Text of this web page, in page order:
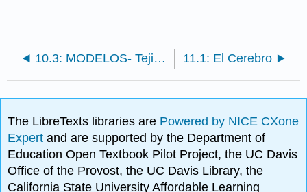
10.3: MODELOS- Tejido Nervioso 11.1: El Cerebro
The LibreTexts libraries are Powered by NICE CXone
Expertand are supported by the Department of
Education Open Textbook Pilot Project, the UC Davis
Office of the Provost, the UC Davis Library, the
California State University Affordable Learning